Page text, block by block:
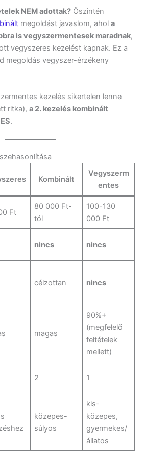
NEM adottak? Őszintén
megoldást javaslom, ahol a
is vegyszermentesek maradnak,
vegyszeres kezelést kapnak. Ez a
megoldás vegyszer-érzékeny
kezelés sikertelen lenne
ritka), a 2. kezelés kombinált
.
Kombinált
Vegyszerm
entes
Ft
80 000 Ft-
tól
100-130
000 Ft
nincs nincs
célzottan nincs
magas
90%+
(megfelelő
feltételek
mellett)
2 1
közepes-
súlyos
kis-
közepes,
gyermekes/
állatos